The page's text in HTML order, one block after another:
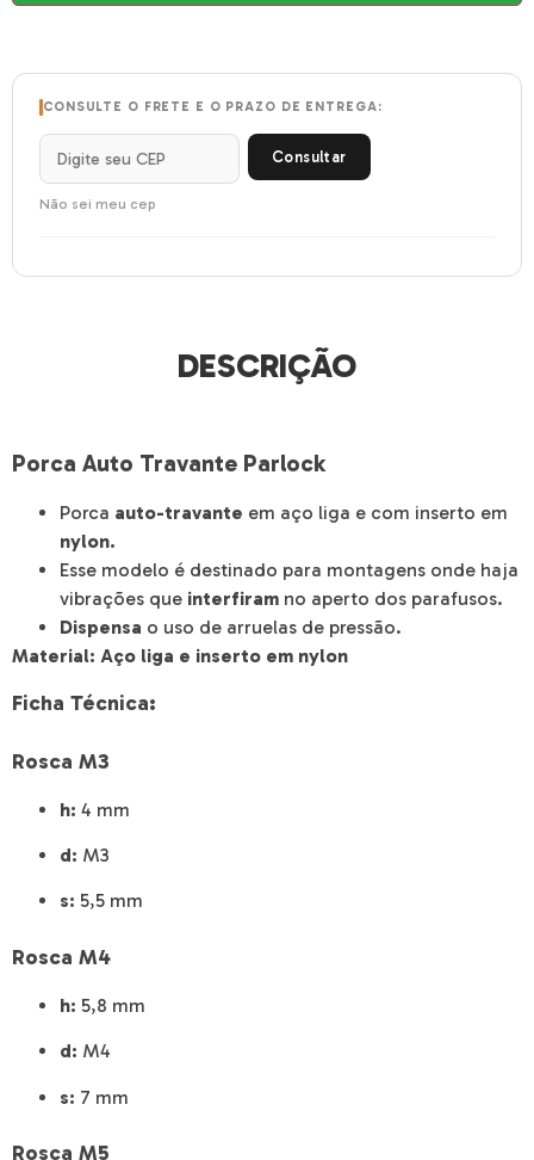
CONSULTE O FRETE E O PRAZO DE ENTREGA:
Consultar
Não sei meu cep
DESCRIÇÃO
Porca Auto Travante Parlock
Porca auto-travante em aço liga e com inserto em
nylon.
Esse modelo é destinado para montagens onde haja
vibrações que interfiram no aperto dos parafusos.
Dispensa o uso de arruelas de pressão.
Material: Aço liga e inserto em nylon
Ficha Técnica:
Rosca M3
h: 4 mm
d: M3
s: 5,5 mm
Rosca M4
h: 5,8 mm
d: M4
s: 7 mm
Rosca M5